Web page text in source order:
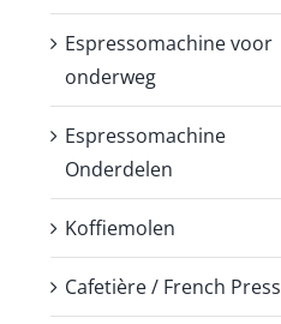
Espressomachine voor
onderweg
Espressomachine
Onderdelen
Koffiemolen
Cafetière / French Press